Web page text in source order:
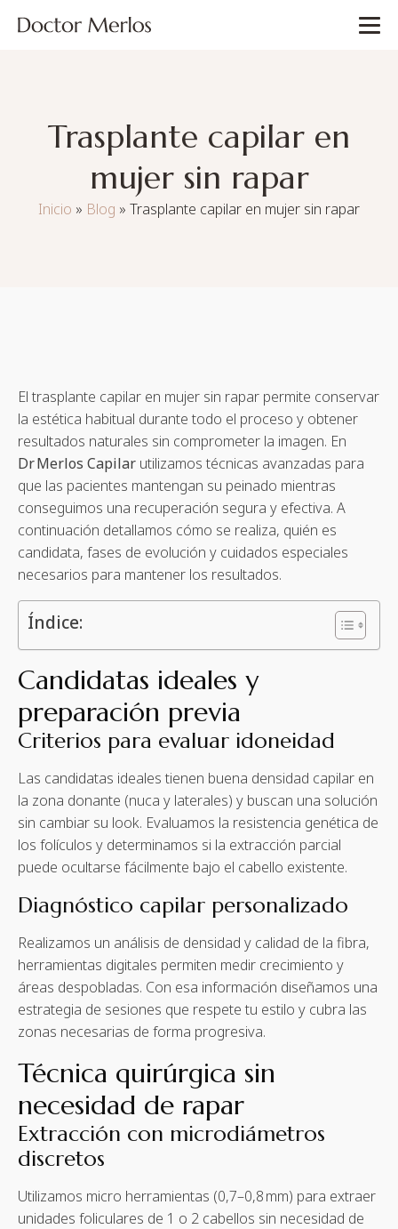
Trasplante capilar en
mujer sin rapar
Inicio » Blog » Trasplante capilar en mujer sin rapar
El trasplante capilar en mujer sin rapar permite conservar
la estética habitual durante todo el proceso y obtener
resultados naturales sin comprometer la imagen. En
Dr Merlos Capilar utilizamos técnicas avanzadas para
que las pacientes mantengan su peinado mientras
conseguimos una recuperación segura y efectiva. A
continuación detallamos cómo se realiza, quién es
candidata, fases de evolución y cuidados especiales
necesarios para mantener los resultados.
Índice:
Candidatas ideales y
preparación previa
Criterios para evaluar idoneidad
Las candidatas ideales tienen buena densidad capilar en
la zona donante (nuca y laterales) y buscan una solución
sin cambiar su look. Evaluamos la resistencia genética de
los folículos y determinamos si la extracción parcial
puede ocultarse fácilmente bajo el cabello existente.
Diagnóstico capilar personalizado
Realizamos un análisis de densidad y calidad de la fibra,
herramientas digitales permiten medir crecimiento y
áreas despobladas. Con esa información diseñamos una
estrategia de sesiones que respete tu estilo y cubra las
zonas necesarias de forma progresiva.
Técnica quirúrgica sin
necesidad de rapar
Extracción con microdiámetros
discretos
Utilizamos micro herramientas (0,7–0,8 mm) para extraer
unidades foliculares de 1 o 2 cabellos sin necesidad de